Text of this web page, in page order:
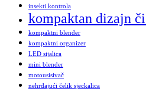
insekti kontrola
kompaktan dizajn
kompaktni blender
kompaktni organizer
LED sijalica
mini blender
motousisivač
nehrđajući čelik sjeckalica